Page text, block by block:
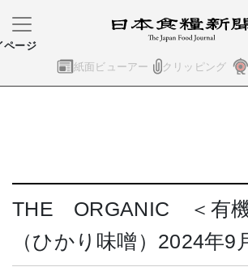
紙面ビューアー クリッピング
ページ
THE ORGANIC ＜有機
（ひかり味噌）2024年9